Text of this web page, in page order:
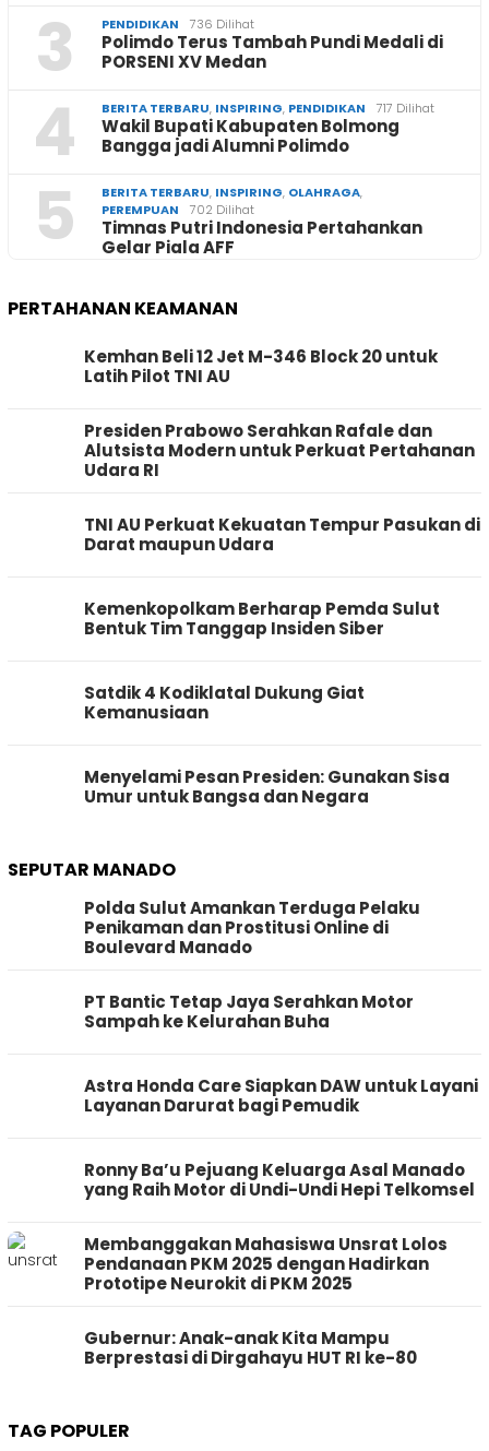
3 PENDIDIKAN 736 Dilihat
Polimdo Terus Tambah Pundi Medali di
PORSENI XV Medan
4 BERITA TERBARU, INSPIRING, PENDIDIKAN 717 Dilihat
Wakil Bupati Kabupaten Bolmong
Bangga jadi Alumni Polimdo
5 BERITA TERBARU, INSPIRING, OLAHRAGA,
PEREMPUAN
702 Dilihat
Timnas Putri Indonesia Pertahankan
Gelar Piala AFF
PERTAHANAN KEAMANAN
Kemhan Beli 12 Jet M-346 Block 20 untuk
Latih Pilot TNI AU
Presiden Prabowo Serahkan Rafale dan
Alutsista Modern untuk Perkuat Pertahanan
Udara RI
TNI AU Perkuat Kekuatan Tempur Pasukan di
Darat maupun Udara
Kemenkopolkam Berharap Pemda Sulut
Bentuk Tim Tanggap Insiden Siber
Satdik 4 Kodiklatal Dukung Giat
Kemanusiaan
Menyelami Pesan Presiden: Gunakan Sisa
Umur untuk Bangsa dan Negara
SEPUTAR MANADO
Polda Sulut Amankan Terduga Pelaku
Penikaman dan Prostitusi Online di
Boulevard Manado
PT Bantic Tetap Jaya Serahkan Motor
Sampah ke Kelurahan Buha
Astra Honda Care Siapkan DAW untuk Layani
Layanan Darurat bagi Pemudik
Ronny Ba’u Pejuang Keluarga Asal Manado
yang Raih Motor di Undi-Undi Hepi Telkomsel
Membanggakan Mahasiswa Unsrat Lolos
Pendanaan PKM 2025 dengan Hadirkan
Prototipe Neurokit di PKM 2025
Gubernur: Anak-anak Kita Mampu
Berprestasi di Dirgahayu HUT RI ke-80
TAG POPULER